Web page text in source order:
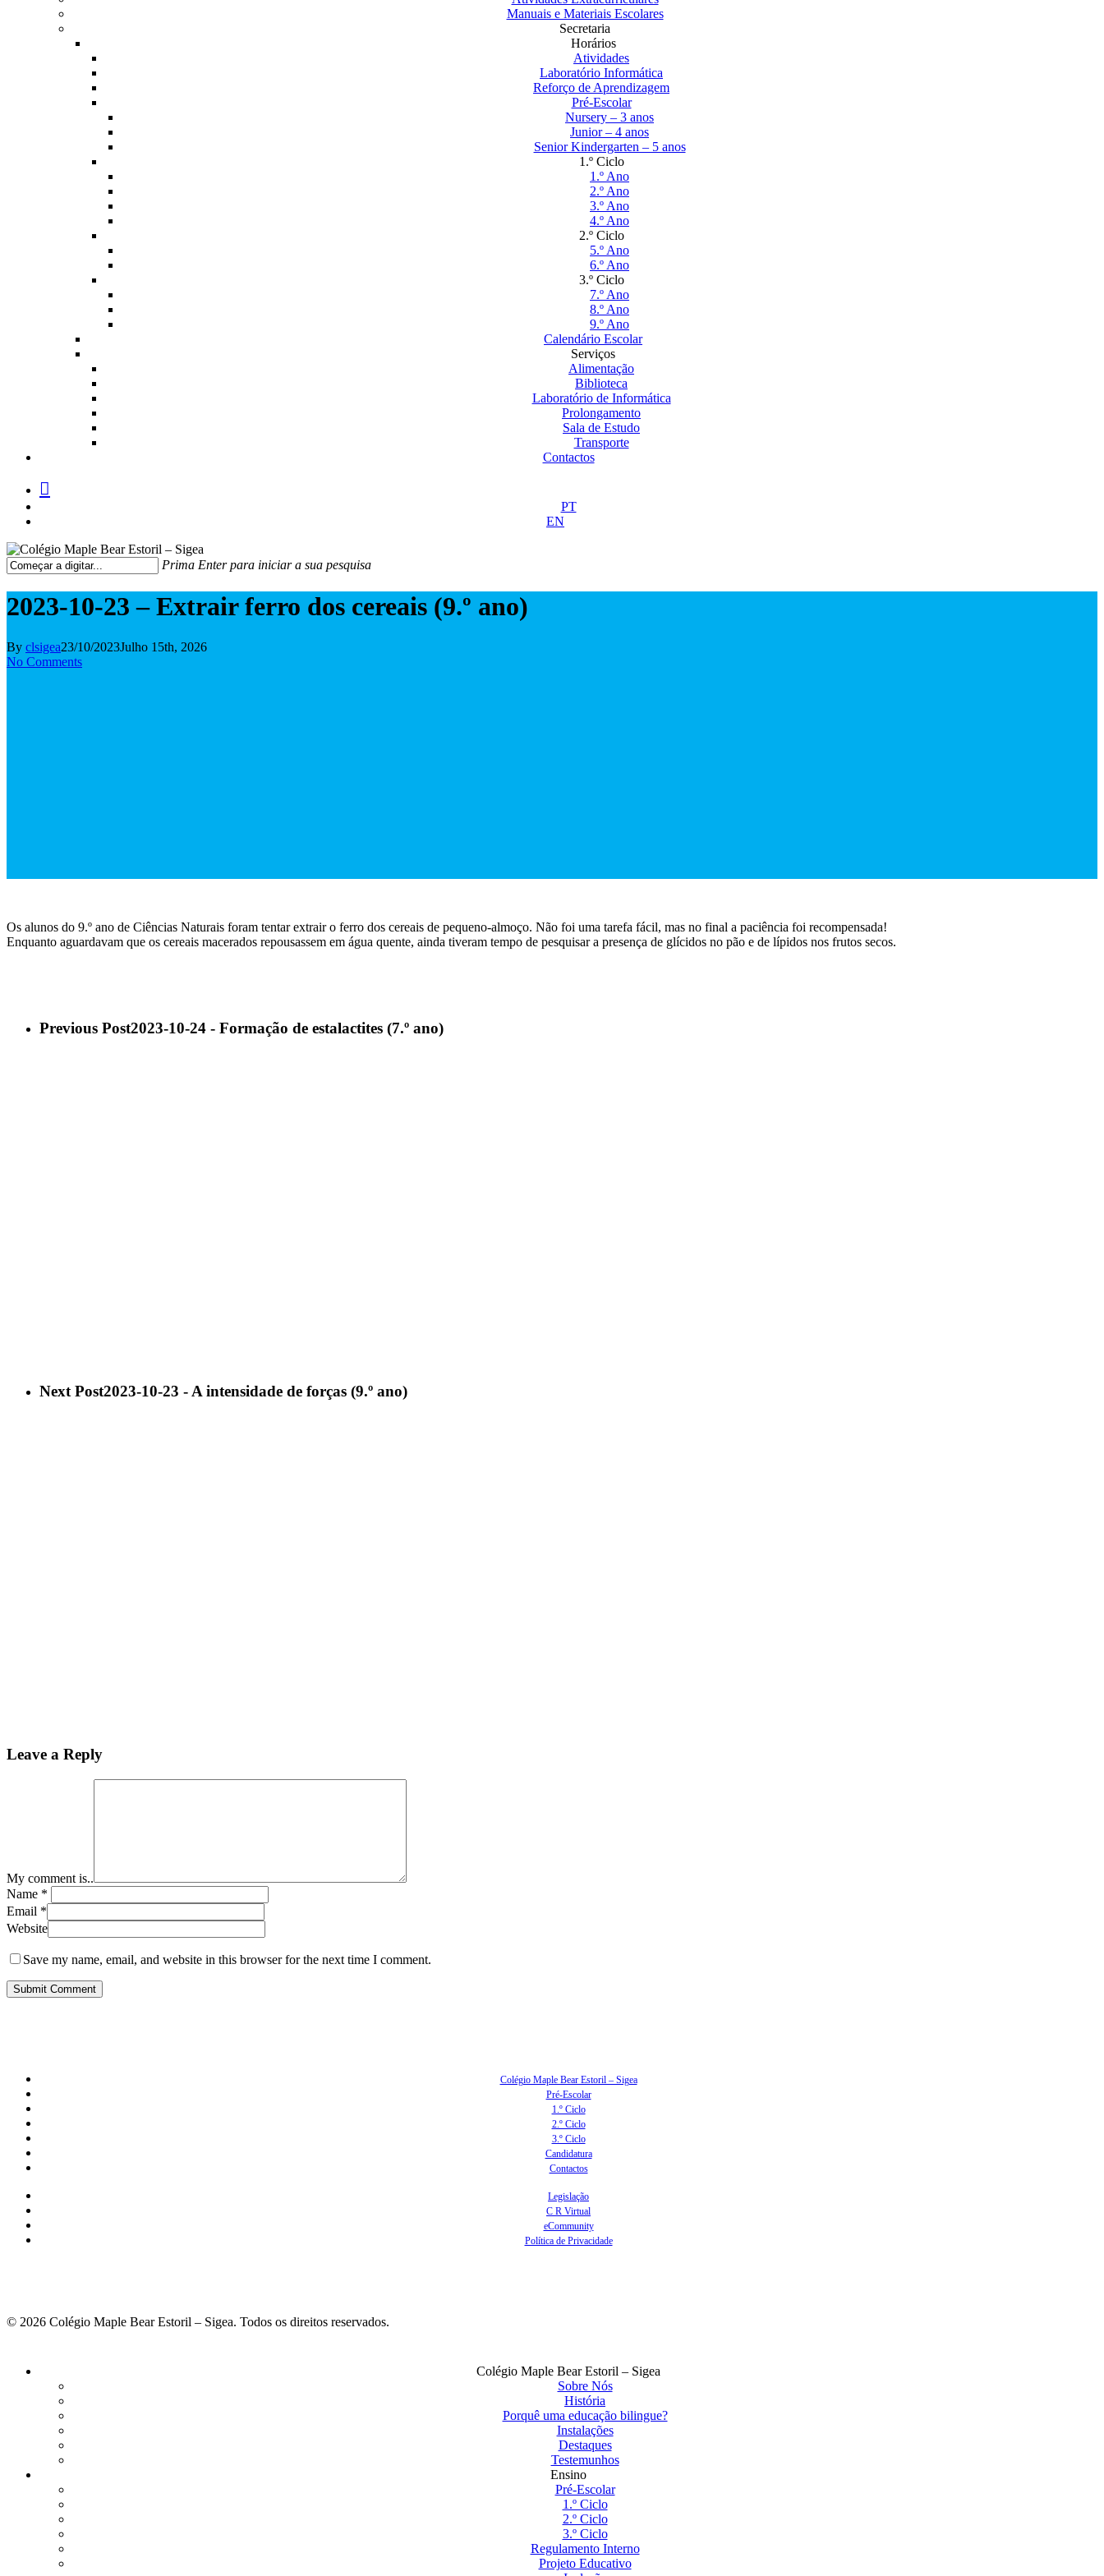
Manuais e Materiais Escolares
Secretaria
Horários
Atividades
Laboratório Informática
Reforço de Aprendizagem
Pré-Escolar
Nursery – 3 anos
Junior – 4 anos
Senior Kindergarten – 5 anos
1.º Ciclo
1.º Ano
2.º Ano
3.º Ano
4.º Ano
2.º Ciclo
5.º Ano
6.º Ano
3.º Ciclo
7.º Ano
8.º Ano
9.º Ano
Calendário Escolar
Serviços
Alimentação
Biblioteca
Laboratório de Informática
Prolongamento
Sala de Estudo
Transporte
Contactos
facebook
instagram
medium
PT
EN
Prima Enter para iniciar a sua pesquisa
Pesquisa
2023-10-23 – Extrair ferro dos cereais (9.º ano)
By clsigea23/10/2023Julho 15th, 2026
No Comments
Os alunos do 9.º ano de Ciências Naturais foram tentar extrair o ferro dos cereais de pequeno-almoço. Não foi uma tarefa fácil, mas no final a paciência foi recompensada!
Enquanto aguardavam que os cereais macerados repousassem em água quente, ainda tiveram tempo de pesquisar a presença de glícidos no pão e de lípidos nos frutos secos.
Previous Post2023-10-24 - Formação de estalactites (7.º ano)
Next Post2023-10-23 - A intensidade de forças (9.º ano)
Leave a Reply
My comment is..
Name *
Email *
Website
Save my name, email, and website in this browser for the next time I comment.
Colégio Maple Bear Estoril – Sigea
Pré-Escolar
1.º Ciclo
2.º Ciclo
3.º Ciclo
Candidatura
Contactos
Legislação
C R Virtual
eCommunity
Política de Privacidade
© 2026 Colégio Maple Bear Estoril – Sigea. Todos os direitos reservados.
Fechar
Colégio Maple Bear Estoril – Sigea
Sobre Nós
História
Porquê uma educação bilingue?
Instalações
Destaques
Testemunhos
Ensino
Pré-Escolar
1.º Ciclo
2.º Ciclo
3.º Ciclo
Regulamento Interno
Projeto Educativo